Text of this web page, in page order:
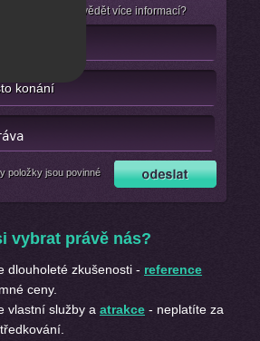
jen chcete dozvědět více informací?
položky jsou povinné
vybrat právě nás?
dlouholeté zkušenosti - reference
ceny.
vlastní služby a atrakce - neplatíte za